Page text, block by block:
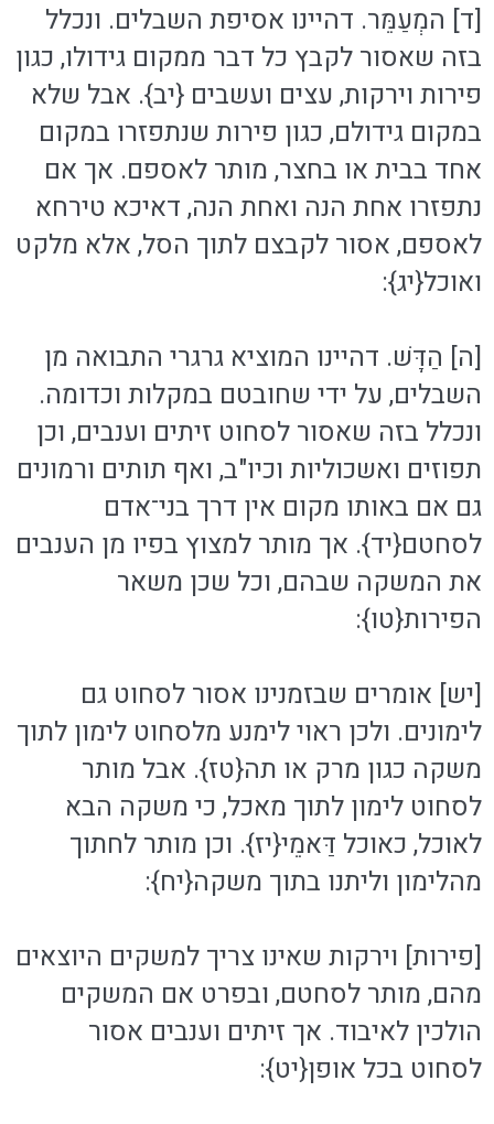
[ד] המְעַמֵּר. דהיינו אסיפת השבלים. ונכלל
בזה שאסור לקבץ כל דבר ממקום גידולו, כגון
פירות וירקות, עצים ועשבים {יב}. אבל שלא
במקום גידולם, כגון פירות שנתפזרו במקום
אחד בבית או בחצר, מותר לאספם. אך אם
נתפזרו אחת הנה ואחת הנה, דאיכא טירחא
לאספם, אסור לקבצם לתוך הסל, אלא מלקט
ואוכל{יג}:
[ה] הַדָּשׁ. דהיינו המוציא גרגרי התבואה מן
השבלים, על ידי שחובטם במקלות וכדומה.
ונכלל בזה שאסור לסחוט זיתים וענבים, וכן
תפוזים ואשכוליות וכיו"ב, ואף תותים ורמונים
גם אם באותו מקום אין דרך בני־אדם
לסחטם{יד}. אך מותר למצוץ בפיו מן הענבים
את המשקה שבהם, וכל שכן משאר
הפירות{טו}:
[יש] אומרים שבזמנינו אסור לסחוט גם
לימונים. ולכן ראוי לימנע מלסחוט לימון לתוך
משקה כגון מרק או תה{טז}. אבל מותר
לסחוט לימון לתוך מאכל, כי משקה הבא
לאוכל, כאוכל דַּאמֵי{יז}. וכן מותר לחתוך
מהלימון וליתנו בתוך משקה{יח}:
[פירות] וירקות שאינו צריך למשקים היוצאים
מהם, מותר לסחטם, ובפרט אם המשקים
הולכין לאיבוד. אך זיתים וענבים אסור
לסחוט בכל אופן{יט}: